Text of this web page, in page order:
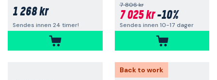
1 268 kr
Sendes innen 24 timer!
7 806 kr
7 025 kr-10%
Sendes innen 10-17 dager
Back to work